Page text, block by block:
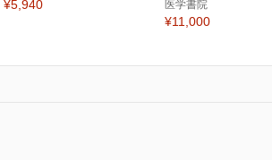
¥5,940
医学書院
¥11,000